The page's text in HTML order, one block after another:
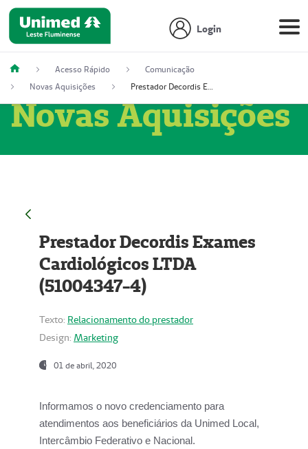
Login
Acesso Rápido
Comunicação
Novas Aquisições
Prestador Decordis Exames Cardiológicos LTDA (51004347-4)
Novas Aquisições
Prestador Decordis Exames
Cardiológicos LTDA
(51004347-4)
Texto: Relacionamento do prestador
Design: Marketing
01 de abril, 2020
Informamos o novo credenciamento para
atendimentos aos beneficiários da Unimed Local,
Intercâmbio Federativo e Nacional.